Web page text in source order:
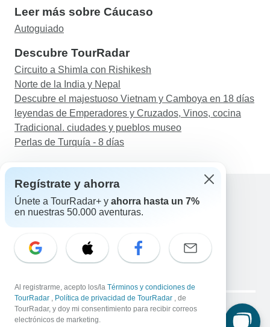
Leer más sobre Cáucaso
Autoguiado
Descubre TourRadar
Circuito a Shimla con Rishikesh
Norte de la India y Nepal
Descubre el majestuoso Vietnam y Camboya en 18 días
leyendas de Emperadores y Cruzados, Vinos, cocina
Tradicional. ciudades y pueblos museo
Perlas de Turquía - 8 días
Ayuda
Correo electrónico: support@tourradar.com
Selecciona el idioma
Copyright © TourRadar. Todos los derechos reservados.
Aviso legal Política de privacidad
Cookies
Regístrate y ahorra
Únete a TourRadar+ y ahorra hasta un 7%
en nuestras 50.000 aventuras.
Al registrarme, acepto los/la Términos y condiciones de
TourRadar , Política de privacidad de TourRadar , de
TourRadar, y doy mi consentimiento para recibir correos
electrónicos de marketing.